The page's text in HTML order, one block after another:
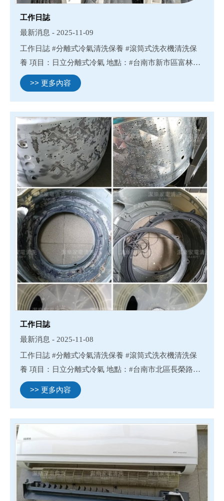
工作日誌
最新消息 - 2025-11-09
工作日誌 #分離式冷氣清洗保養 #滾筒式洗衣機清洗保
養 項目：日立分離式冷氣 地點：#台南市新市區富林路
#新市清洗除濕機#新市清洗冷氣#新市清洗洗衣機#新市
清洗滾筒洗衣機 #台南除濕機清洗#台南冷氣清洗#台南
>> 更多內容
工作日誌
最新消息 - 2025-11-08
工作日誌 #分離式冷氣清洗保養 #滾筒式洗衣機清洗保
養 項目：日立分離式冷氣 地點：#台南市北區長榮路五
段 項目：國際牌滾筒洗衣機 地點：#台南市仁德區文心
路 #北區清洗除濕機#北區清洗冷氣#北區清洗洗衣機#北
>> 更多內容